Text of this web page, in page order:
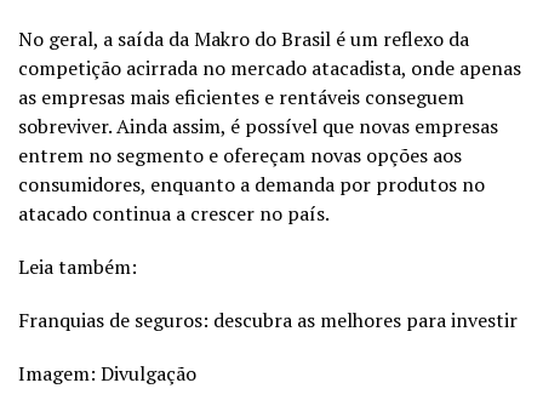
No geral, a saída da Makro do Brasil é um reflexo da
competição acirrada no mercado atacadista, onde apenas
as empresas mais eficientes e rentáveis conseguem
sobreviver. Ainda assim, é possível que novas empresas
entrem no segmento e ofereçam novas opções aos
consumidores, enquanto a demanda por produtos no
atacado continua a crescer no país.
Leia também:
Franquias de seguros: descubra as melhores para investir
Imagem: Divulgação